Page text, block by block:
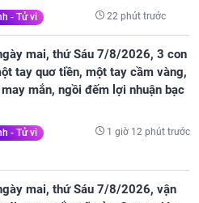
- Tử vi 22 phút trước
mai, thứ Sáu 7/8/2026, 3 con
tay quơ tiền, một tay cầm vàng,
mắn, ngồi đếm lợi nhuận bạc
- Tử vi 1 giờ 12 phút trước
mai, thứ Sáu 7/8/2026, vận